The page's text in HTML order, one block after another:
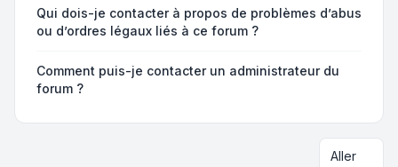
Qui dois-je contacter à propos de problèmes d’abus
ou d’ordres légaux liés à ce forum ?
Comment puis-je contacter un administrateur du
forum ?
Aller